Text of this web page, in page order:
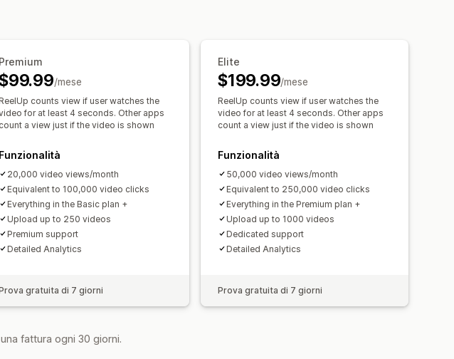
mobili
del coinvolgimento
Monitoraggio delle conversioni
Premium
/mese
counts view if user watches the
for at least 4 seconds. Other apps
a view just if the video is shown
Funzionalità
20,000 video views/month
Equivalent to 100,000 video clicks
Everything in the Basic plan +
Upload up to 250 videos
Premium support
Detailed Analytics
gratuita di 7 giorni
Elite
$199.99/mese
ReelUp counts view if user watches the
video for at least 4 seconds. Other apps
count a view just if the video is shown
Funzionalità
50,000 video views/month
Equivalent to 250,000 video clicks
Everything in the Premium plan +
Upload up to 1000 videos
Dedicated support
Detailed Analytics
Prova gratuita di 7 giorni
fattura ogni 30 giorni.